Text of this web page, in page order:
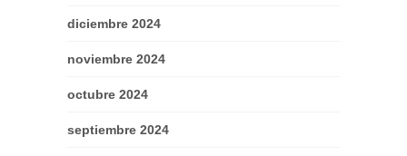
diciembre 2024
noviembre 2024
octubre 2024
septiembre 2024